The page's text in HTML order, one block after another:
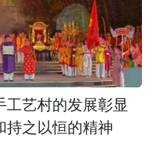
艺村的发展彰显
持之以恒的精神